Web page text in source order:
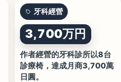
牙科經營
3,700万円
作者經營的牙科診所以8台
診療椅，達成月商3,700萬
日圓。